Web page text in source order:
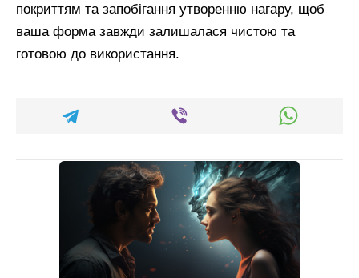
покриттям та запобігання утворенню нагару, щоб
ваша форма завжди залишалася чистою та
готовою до використання.